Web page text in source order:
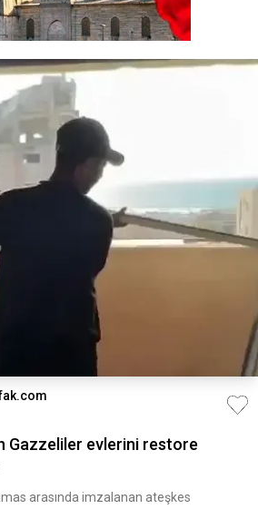
Gazzeliler evlerini restore
arasında imzalanan ateşkes